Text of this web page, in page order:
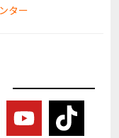
ター